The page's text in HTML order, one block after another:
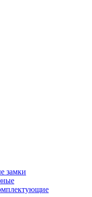
замки